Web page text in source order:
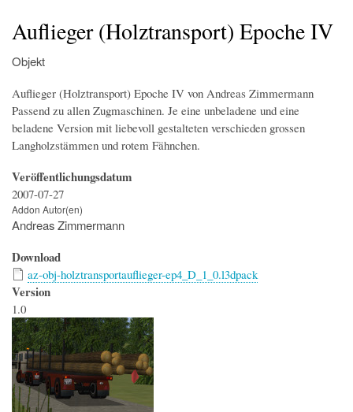
Auflieger (Holztransport) Epoche IV
Objekt
Auflieger (Holztransport) Epoche IV von Andreas Zimmermann
Passend zu allen Zugmaschinen. Je eine unbeladene und eine
beladene Version mit liebevoll gestalteten verschieden grossen
Langholzstämmen und rotem Fähnchen.
Veröffentlichungsdatum
2007-07-27
Addon Autor(en)
Andreas Zimmermann
Download
az-obj-holztransportauflieger-ep4_D_1_0.l3dpack
Version
1.0